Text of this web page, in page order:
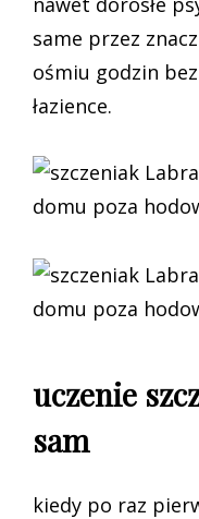
same przez
ośmiu godzin
łazience.
uczenie
sam
kiedy po raz